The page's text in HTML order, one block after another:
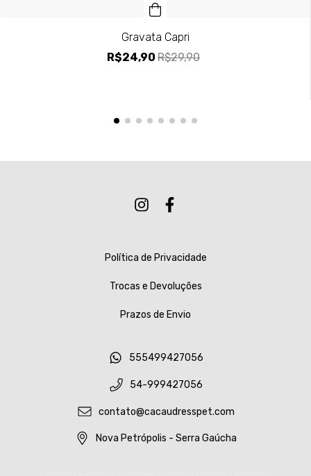
Gravata Capri
R$24,90 R$29,90
Política de Privacidade
Trocas e Devoluções
Prazos de Envio
555499427056
54-999427056
contato@cacaudresspet.com
Nova Petrópolis - Serra Gaúcha